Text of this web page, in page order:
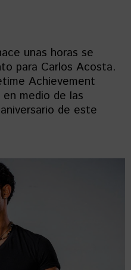
unas horas se
para Carlos Acosta.
Achievement
medio de las
de este